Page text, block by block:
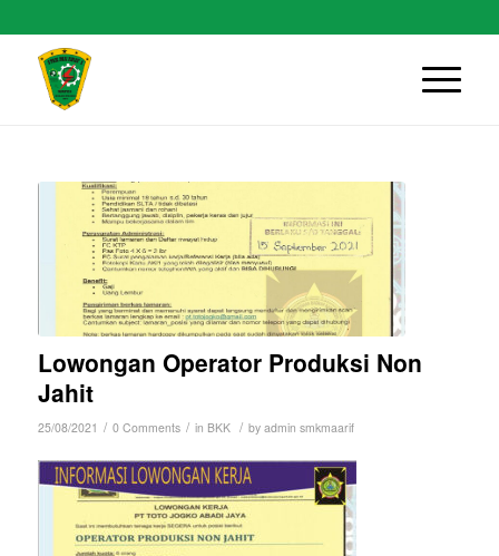
Lowongan Operator Produksi Non
Jahit
25/08/2021 / 0 Comments / in BKK / by admin smkmaarif